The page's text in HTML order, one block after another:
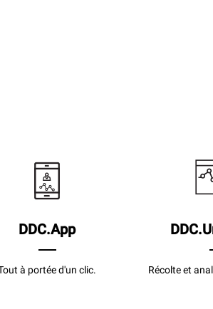
DDC.App
à portée d'un clic. Récolte et